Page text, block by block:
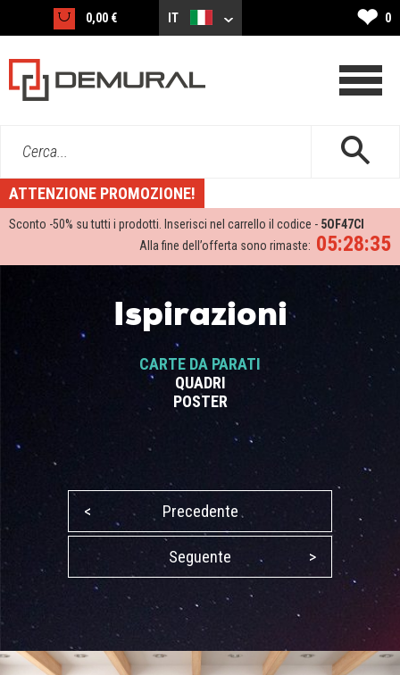
0,00 € IT ❤ 0
Cerca...
ATTENZIONE PROMOZIONE!
Sconto -50% su tutti i prodotti. Inserisci nel carrello il codice - 5OF47CI
05:28:35
Alla fine dell’offerta sono rimaste:
Ispirazioni
CARTE DA PARATI
QUADRI
POSTER
< Precedente
Seguente >